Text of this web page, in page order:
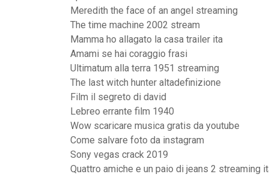
Meredith the face of an angel streaming
The time machine 2002 stream
Mamma ho allagato la casa trailer ita
Amami se hai coraggio frasi
Ultimatum alla terra 1951 streaming
The last witch hunter altadefinizione
Film il segreto di david
Lebreo errante film 1940
Wow scaricare musica gratis da youtube
Come salvare foto da instagram
Sony vegas crack 2019
Quattro amiche e un paio di jeans 2 streaming